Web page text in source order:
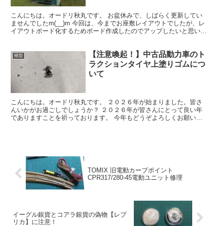
こんにちは。オードリ秋丸です。 お盆休みで、しばらく更新してい
ませんでしたm(__)m 今回は、今までお座敷レイアウトでしたが、レ
イアウトボード化するためボード作成したのでアップしたいと思いま
模型
【注意喚起！】中古品動力車のト
ラクションタイヤ上塗りゴムにつ
いて
こんにちは。オードリ秋丸です。 ２０２６年が始まりました。皆さ
んいかがお過ごしでしょうか？ ２０２６年が皆さんにとって良い年
でありますことを祈っております。 今年もどうぞよろしくお願いし
TOMIX 旧電動カーブポイント
CPR317/280-45電動ユニット修理
イーグル銀貨とコアラ銀貨の偽物【レプ
リカ】に注意！